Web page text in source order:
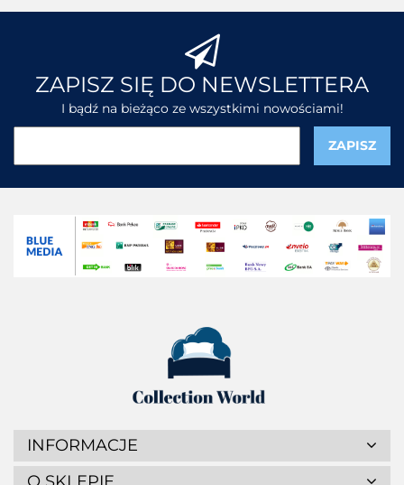
ZAPISZ SIĘ DO NEWSLETTERA
I bądź na bieżąco ze wszystkimi nowościami!
INFORMACJE